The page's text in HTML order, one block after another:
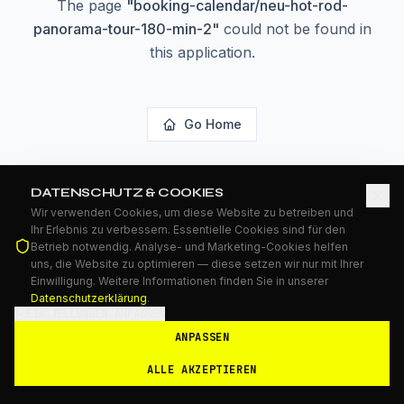
The page "booking-calendar/neu-hot-rod-
panorama-tour-180-min-2" could not be found in
this application.
Go Home
DATENSCHUTZ & COOKIES
Wir verwenden Cookies, um diese Website zu betreiben und
Ihr Erlebnis zu verbessern. Essentielle Cookies sind für den
Betrieb notwendig. Analyse- und Marketing-Cookies helfen
uns, die Website zu optimieren — diese setzen wir nur mit Ihrer
Einwilligung. Weitere Informationen finden Sie in unserer
Datenschutzerklärung.
ANPASSEN
ALLE AKZEPTIEREN